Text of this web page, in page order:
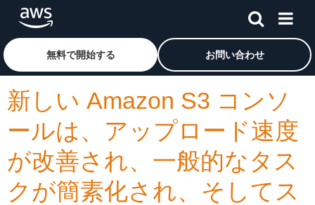
メインコンテンツに移動
アマゾン ウェブ サービスのホームページに戻るには、こ
無料で開始する お問い合わせ
新しい Amazon S3 コンソ
ールは、アップロード速度
が改善され、一般的なタス
クが簡素化され、そしてス